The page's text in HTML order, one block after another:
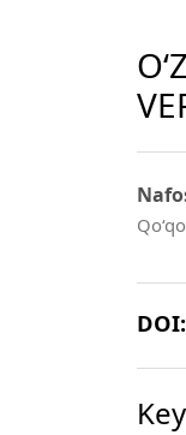
DOI: